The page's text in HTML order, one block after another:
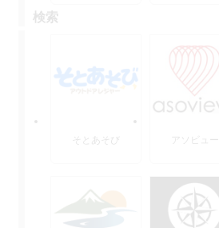
検索
そとあそび アソビュー